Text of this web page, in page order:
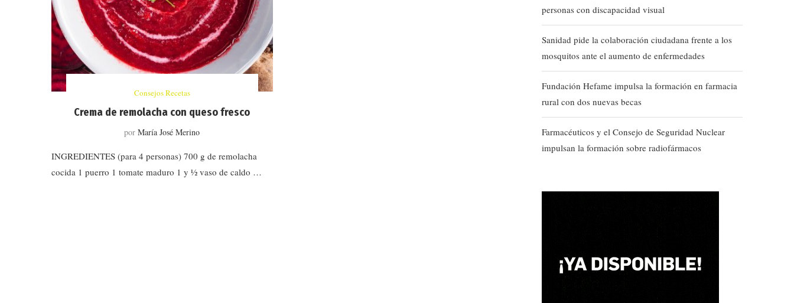
Consejos Recetas
Crema de remolacha con queso fresco
porMaría José Merino
INGREDIENTES (para 4 personas) 700 g de remolacha
cocida 1 puerro 1 tomate maduro 1 y ½ vaso de caldo …
personas con discapacidad visual
Sanidad pide la colaboración ciudadana frente a los
mosquitos ante el aumento de enfermedades
Fundación Hefame impulsa la formación en farmacia
rural con dos nuevas becas
Farmacéuticos y el Consejo de Seguridad Nuclear
impulsan la formación sobre radiofármacos